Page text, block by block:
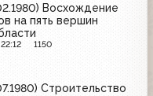
Восхождение
на пять вершин
1150
Строительство